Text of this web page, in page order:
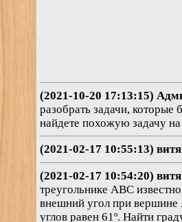
(2021-10-20 17:13:15)
разобрать задачи, которые
найдете похожую задачу на
(2021-02-17 10:55:13) витя
(2021-02-17 10:54:20) витя
треугольнике ABC
внешний угол при вершине
углов равен 61º. Найти